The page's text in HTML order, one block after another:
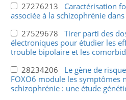
27276213 Caractérisation
associée à la schizophrénie dans
27529678 Tirer parti des
électroniques pour étudier les
trouble bipolaire et les
28234206 Le gène de
FOXO6 module les symptômes
schizophrénie : une étude